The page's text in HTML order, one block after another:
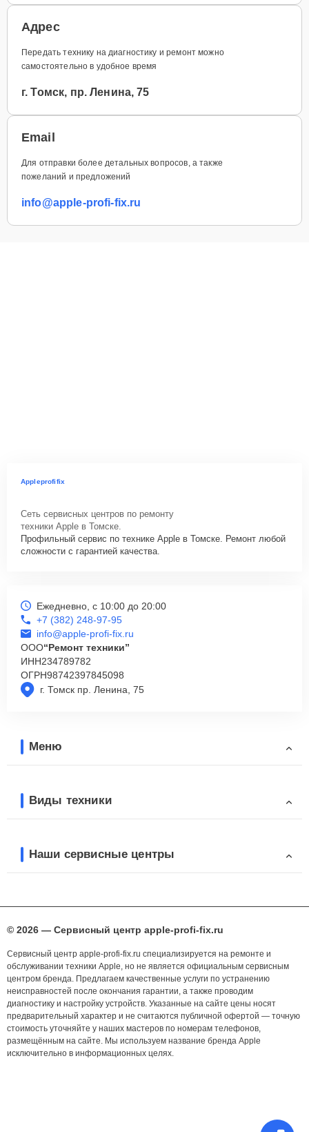
Адрес
Передать технику на диагностику и ремонт можно
самостоятельно в удобное время
г. Томск, пр. Ленина, 75
Email
Для отправки более детальных вопросов, а также
пожеланий и предложений
info@apple-profi-fix.ru
Appleprofifix
Сеть сервисных центров по ремонту
техники Apple в Томске.
Профильный сервис по технике Apple в Томске. Ремонт любой
сложности с гарантией качества.
г. Томск пр. Ленина, 75
Ежедневно, с 10:00 до 20:00
+7 (382) 248-97-95
info@apple-profi-fix.ru
ООО“Ремонт техники”
ИНН234789782
ОГРН98742397845098
Меню
Виды техники
Наши сервисные центры
© 2026 — Сервисный центр apple-profi-fix.ru
Сервисный центр apple-profi-fix.ru специализируется на ремонте и
обслуживании техники Apple, но не является официальным сервисным
центром бренда. Предлагаем качественные услуги по устранению
неисправностей после окончания гарантии, а также проводим
диагностику и настройку устройств. Указанные на сайте цены носят
предварительный характер и не считаются публичной офертой — точную
стоимость уточняйте у наших мастеров по номерам телефонов,
размещённым на сайте. Мы используем название бренда Apple
исключительно в информационных целях.